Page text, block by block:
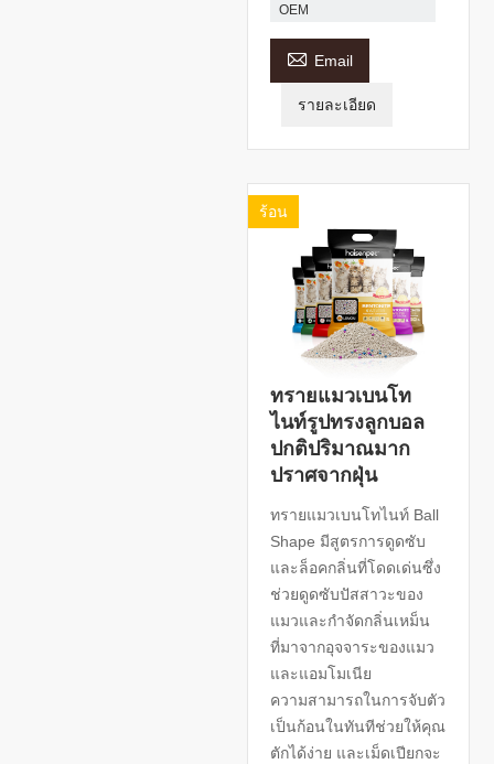
OEM
 Email
รายละเอียด
ร้อน
ทรายแมวเบนโท
ไนท์รูปทรงลูกบอล
ปกติปริมาณมาก
ปราศจากฝุ่น
ทรายแมวเบนโทไนท์ Ball
Shape มีสูตรการดูดซับ
และล็อคกลิ่นที่โดดเด่นซึ่ง
ช่วยดูดซับปัสสาวะของ
แมวและกำจัดกลิ่นเหม็น
ที่มาจากอุจจาระของแมว
และแอมโมเนีย
ความสามารถในการจับตัว
เป็นก้อนในทันทีช่วยให้คุณ
ตักได้ง่าย และเม็ดเปียกจะ